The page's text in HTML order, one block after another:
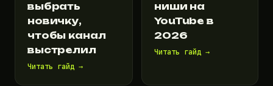
выбрать
новичку,
чтобы канал
выстрелил
Читать гайд →
ниши на
YouTube в
2026
Читать гайд →